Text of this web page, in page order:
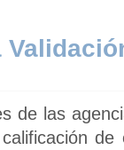
de las